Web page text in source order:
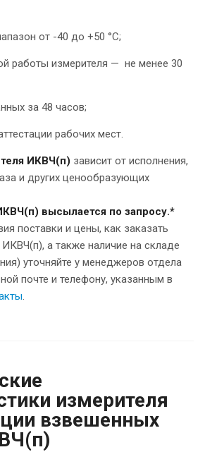
от -40 до +50 °С;
работы измерителя — не менее 30
за 48 часов;
рабочих мест.
ИКВЧ(п) зависит от исполнения,
и других ценообразующих
высылается по запросу.*
поставки и цены, как заказать
ИКВЧ(п), а также наличие на складе
уточняйте у менеджеров отдела
почте и телефону, указанным в
.
измерителя
взвешенных